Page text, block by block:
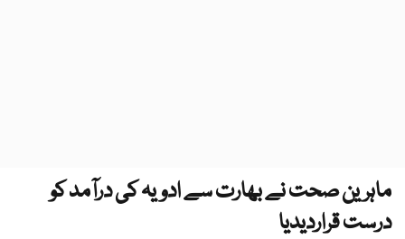
ماہرین صحت نے بھارت سے ادویہ کی درآمد کو
درست قراردیدیا